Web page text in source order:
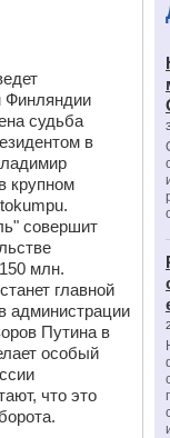
Финляндии
судьба
в
крупном
совершит
млн.
главной
администрации
Путина в
особый
что это